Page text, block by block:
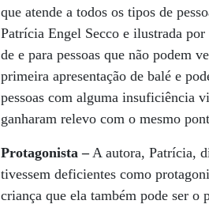
que atende a todos os tipos de
Patrícia Engel Secco e ilustrada
de e para pessoas que não podem
primeira apresentação de balé e
pessoas com alguma insuficiência
ganharam relevo com o mesmo
Protagonista –A autora, Patrícia,
tivessem deficientes como
criança que ela também pode ser